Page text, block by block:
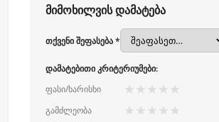
მიმოხილვის დამატება
თქვენი შეფასება *
დამატებითი კრიტერიუმები:
ფასი/ხარისხი
★ ★ ★ ★ ★
გამძლეობა ★ ★ ★ ★ ★